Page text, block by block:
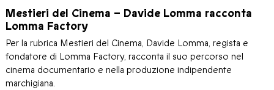
Mestieri del Cinema – Davide Lomma racconta
Lomma Factory
Per la rubrica Mestieri del Cinema, Davide Lomma, regista e
fondatore di Lomma Factory, racconta il suo percorso nel
cinema documentario e nella produzione indipendente
marchigiana.